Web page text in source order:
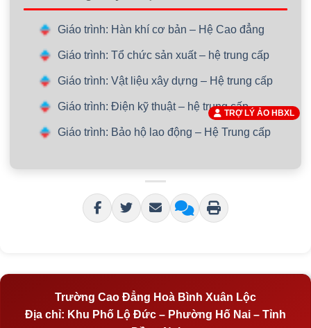
Giáo trình: Hàn khí cơ bản – Hệ Cao đẳng
Giáo trình: Tổ chức sản xuất – hệ trung cấp
Giáo trình: Vật liệu xây dựng – Hệ trung cấp
Giáo trình: Điện kỹ thuật – hệ trung cấp
Giáo trình: Bảo hộ lao động – Hệ Trung cấp
Trường Cao Đẳng Hoà Bình Xuân Lộc
Địa chỉ: Khu Phố Lộ Đức – Phường Hố Nai – Tỉnh
TRỢ LÝ ẢO HBXL